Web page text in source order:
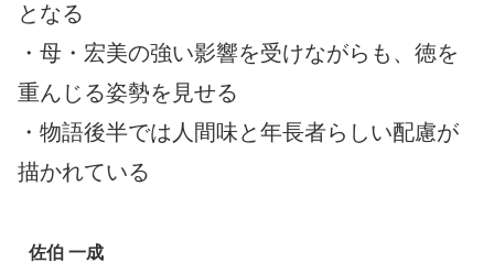
となる
・母・宏美の強い影響を受けながらも、徳を
重んじる姿勢を見せる
・物語後半では人間味と年長者らしい配慮が
描かれている
佐伯 一成